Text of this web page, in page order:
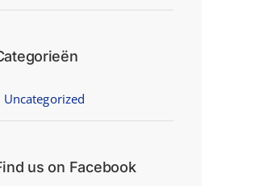
Uncategorized
us on Facebook